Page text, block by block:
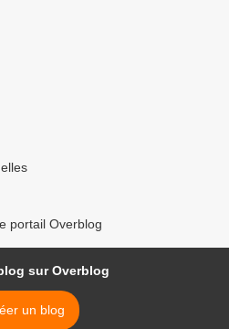
portail Overblog
sur Overblog
un blog